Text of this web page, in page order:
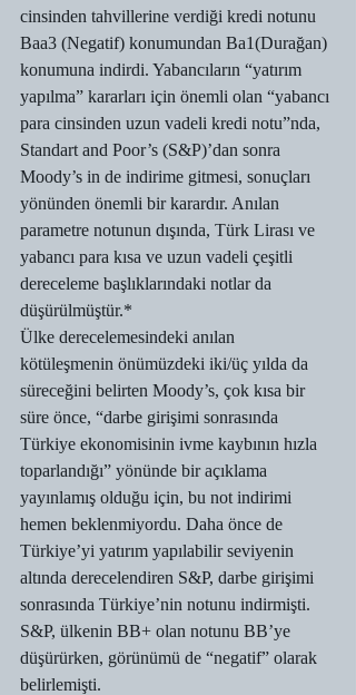
cinsinden tahvillerine verdiği kredi notunu
Baa3 (Negatif) konumundan Ba1(Durağan)
konumuna indirdi. Yabancıların “yatırım
yapılma” kararları için önemli olan “yabancı
para cinsinden uzun vadeli kredi notu”nda,
Standart and Poor’s (S&P)’dan sonra
Moody’s in de indirime gitmesi, sonuçları
yönünden önemli bir karardır. Anılan
parametre notunun dışında, Türk Lirası ve
yabancı para kısa ve uzun vadeli çeşitli
dereceleme başlıklarındaki notlar da
düşürülmüştür.*
Ülke derecelemesindeki anılan
kötüleşmenin önümüzdeki iki/üç yılda da
süreceğini belirten Moody’s, çok kısa bir
süre önce, “darbe girişimi sonrasında
Türkiye ekonomisinin ivme kaybının hızla
toparlandığı” yönünde bir açıklama
yayınlamış olduğu için, bu not indirimi
hemen beklenmiyordu. Daha önce de
Türkiye’yi yatırım yapılabilir seviyenin
altında derecelendiren S&P, darbe girişimi
sonrasında Türkiye’nin notunu indirmişti.
S&P, ülkenin BB+ olan notunu BB’ye
düşürürken, görünümü de “negatif” olarak
belirlemişti.